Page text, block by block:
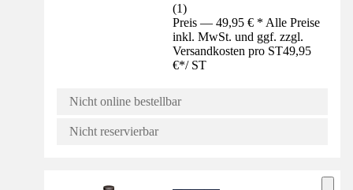
(1)
Preis — 49,95 € * Alle Preise
inkl. MwSt. und ggf. zzgl.
Versandkosten pro ST49,95
€*/ ST
Nicht online bestellbar
Nicht reservierbar